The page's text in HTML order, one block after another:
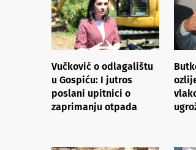
Vučković o odlagalištu
u Gospiću: I jutros
poslani upitnici o
zaprimanju otpada